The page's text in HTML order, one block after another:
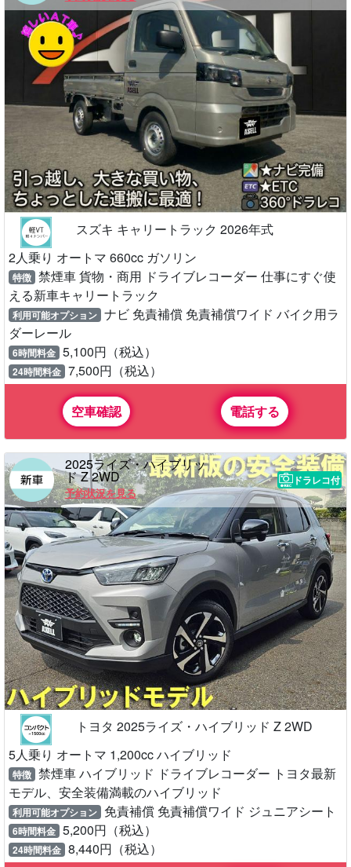
スズキ キャリートラック 2026年式
2人乗り オートマ 660cc ガソリン
特徴 禁煙車 貨物・商用 ドライブレコーダー 仕事にすぐ使
える新車キャリートラック
利用可能オプション ナビ 免責補償 免責補償ワイド バイク用ラ
ダーレール
6時間料金 5,100円（税込）
24時間料金 7,500円（税込）
空車確認 電話する
2025ライズ・ハイブリッ
ド Z 2WD
予約状況を見る
ドラレコ付
トヨタ 2025ライズ・ハイブリッド Z 2WD
5人乗り オートマ 1,200cc ハイブリッド
特徴 禁煙車 ハイブリッド ドライブレコーダー トヨタ最新
モデル、安全装備満載のハイブリッド
利用可能オプション 免責補償 免責補償ワイド ジュニアシート
6時間料金 5,200円（税込）
24時間料金 8,440円（税込）